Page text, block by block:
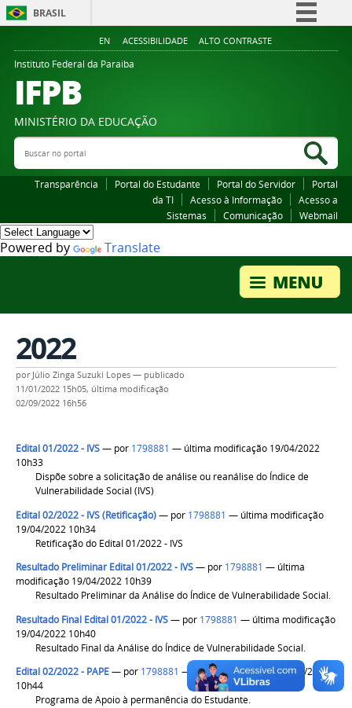
BRASIL
Simplifique!
Legislação
EN ACESSIBILIDADE ALTO CONTRASTE
Instituto Federal da Paraiba
IFPB
MINISTÉRIO DA EDUCAÇÃO
Buscar no portal
Transparência Portal do Estudante Portal do Servidor
Portal
da TI
Acesso à Informação
Acesso a
Sistemas
Comunicação Webmail
Powered by Translate
2022
por Júlio Zinga Suzuki Lopes — publicado
11/01/2022 15h05, última modificação
02/09/2022 16h56
Edital 01/2022 - IVS— por 1798881 — última modificação 19/04/2022
10h33
Dispõe sobre a solicitação de análise ou reanálise do Índice de
Vulnerabilidade Social (IVS)
Edital 02/2022 - IVS (Retificação)— por 1798881 — última modificação
19/04/2022 10h34
Retificação do Edital 01/2022 - IVS
Resultado Preliminar Edital 01/2022 - IVS— por 1798881 — última
modificação 19/04/2022 10h39
Resultado Preliminar da Análise do Índice de Vulnerabilidade Social.
Resultado Final Edital 01/2022 - IVS— por 1798881 — última modificação
19/04/2022 10h40
Resultado Final da Análise do Índice de Vulnerabilidade Social.
Edital 02/2022 - PAPE— por 1798881 — última modificação 19/04/2022
10h44
Programa de Apoio à permanência do Estudante.